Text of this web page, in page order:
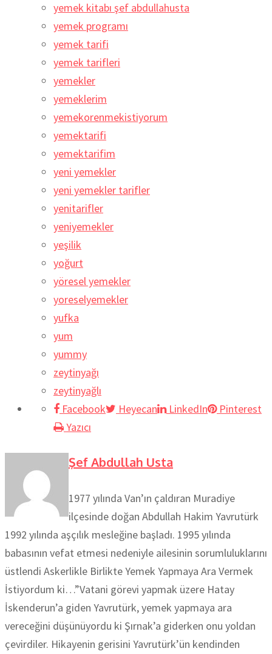
yemek kitabı şef abdullahusta
yemek programı
yemek tarifi
yemek tarifleri
yemekler
yemeklerim
yemekorenmekistiyorum
yemektarifi
yemektarifim
yeni yemekler
yeni yemekler tarifler
yenitarifler
yeniyemekler
yeşilik
yoğurt
yöresel yemekler
yoreselyemekler
yufka
yum
yummy
zeytinyağı
zeytinyağlı
Facebook
Heyecan LinkedIn
Pinterest
Yazıcı
Şef Abdullah Usta
1977 yılında Van’ın çaldıran Muradiye
ilçesinde doğan Abdullah Hakim Yavrutürk
1992 yılında aşçılık mesleğine başladı. 1995 yılında
babasının vefat etmesi nedeniyle ailesinin sorumluluklarını
üstlendi Askerlikle Birlikte Yemek Yapmaya Ara Vermek
İstiyordum ki…”Vatani görevi yapmak üzere Hatay
İskenderun’a giden Yavrutürk, yemek yapmaya ara
vereceğini düşünüyordu ki Şırnak’a giderken onu yoldan
çevirdiler. Hikayenin gerisini Yavrutürk’ün kendinden